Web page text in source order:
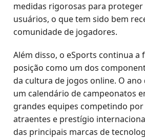
medidas rigorosas para proteger
usuários, o que tem sido bem
comunidade de jogadores.
Além disso, o eSports continua a
posição como um dos
da cultura de jogos online. O
um calendário de campeonatos
grandes equipes competindo
atraentes e prestígio
das principais marcas de